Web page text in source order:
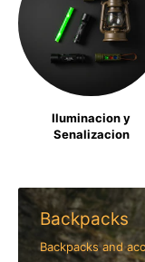
Iluminacion y
Senalizacion
Backpacks
Backpacks and